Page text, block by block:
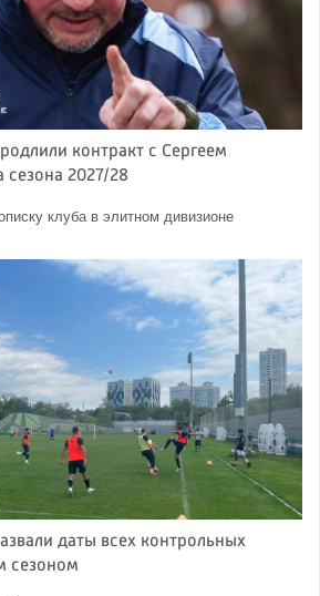
контракт с Сергеем
сезона 2027/28
клуба в элитном дивизионе
даты всех контрольных
сезоном